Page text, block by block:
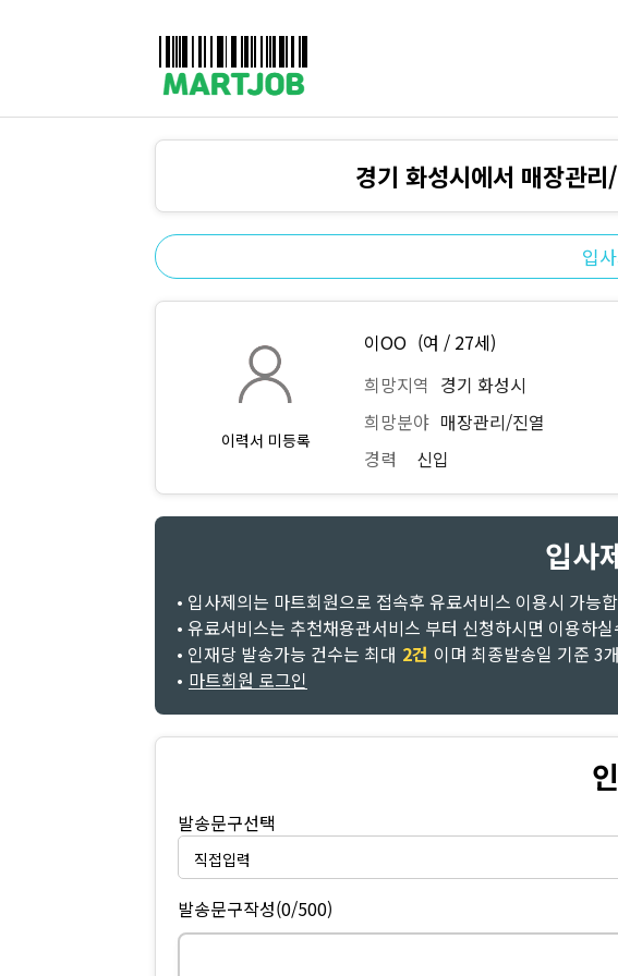
유통매장전용 임대·매매정보
식자재가격정보
농산/야채청과직원채용정보
경기 화성시에서 매장관
입
이력서 미등록
이OO (여 / 27세)
희망지역 경기 화성시
희망분야 매장관리/진열
경력
신입
입사
• 입사제의는 마트회원으로 접속후 유료서비스 이용시 가능
• 유료서비스는 추천채용관서비스 부터 신청하시면 이용하
• 인재당 발송가능 건수는 최대 2건 이며 최종발송일 기준 3
• 마트회원 로그인
발송문구선택
발송문구작성(0/500)